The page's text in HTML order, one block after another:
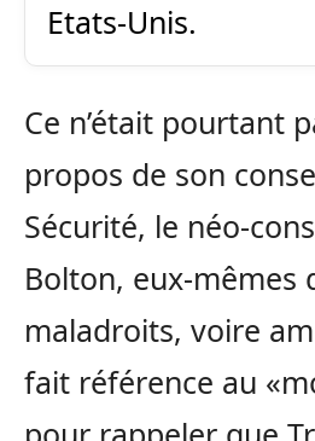
Etats-Unis.
Ce n’était pourtant
propos de son
Sécurité, le néo-
Bolton, eux-mêmes
maladroits, voire
fait référence au